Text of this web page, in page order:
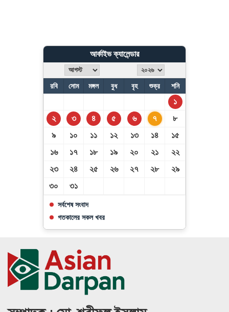
বাংলাদেশ
জেনে নিন আপনার আজকের রাশিফল
জেনে নিন শুক্রবারের নামাজের সময়সূচি
আর্কাইভ ক্যালেন্ডার
রবি সোম মঙ্গল বুধ বৃহ শুক্র শনি
১
২
৩ ৪ ৫ ৬ ৭
৮
৯
১০ ১১ ১২ ১৩ ১৪
১৫
১৬
১৭ ১৮ ১৯ ২০ ২১
২২
২৩
২৪ ২৫ ২৬ ২৭ ২৮
২৯
৩০
৩১
সর্বশেষ সংবাদ
গতকালের সকল খবর